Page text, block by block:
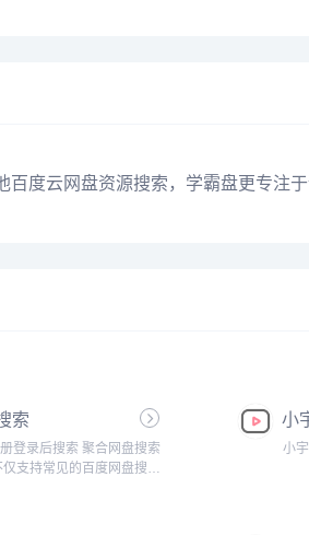
度云网盘资源搜索，学霸盘更专注于
索
登录后搜索 聚合网盘搜索
仅支持常见的百度网盘搜
小
小